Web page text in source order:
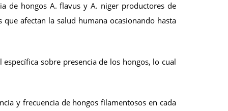
de hongos A. flavus y A. niger productores de
afectan la salud humana ocasionando hasta
sobre presencia de los hongos, lo cual
y frecuencia de hongos filamentosos en cada